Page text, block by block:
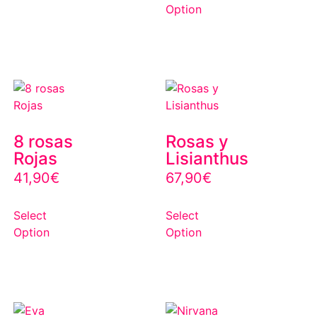
Option
8 rosas
Rojas
41,90€
Select
Option
Rosas y
Lisianthus
67,90€
Select
Option